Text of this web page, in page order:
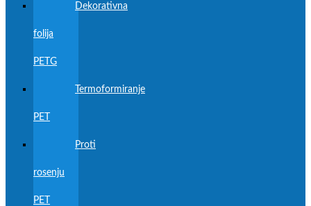
Dekorativna
folija
PETG
Termoformiranje
PET
Proti
rosenju
PET